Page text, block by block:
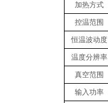
加热方式
控温范围
恒温波动度
温度分辨率
真空范围
输入功率